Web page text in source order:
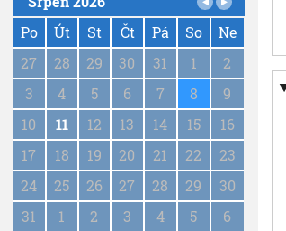
P
a
g
a
i
o
n
Po
Út St Čt Pá So
Ne
27
28 29 30 31 1
2
3
4 5 6 7 8
9
10
11 12 13 14 15
16
17
18 19 20 21 22
23
24
25 26 27 28 29
30
31
1 2 3 4 5 6